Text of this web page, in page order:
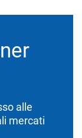
alle
mercati